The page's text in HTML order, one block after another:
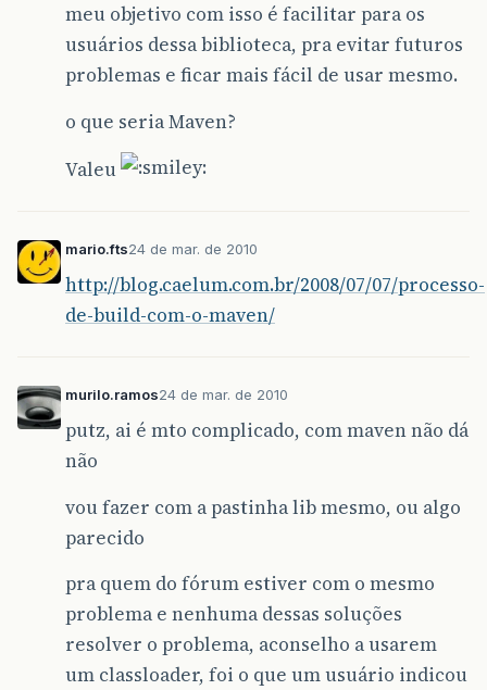
meu objetivo com isso é facilitar para os
usuários dessa biblioteca, pra evitar futuros
problemas e ficar mais fácil de usar mesmo.
o que seria Maven?
Valeu
mario.fts24 de mar. de 2010
http://blog.caelum.com.br/2008/07/07/processo-
de-build-com-o-maven/
murilo.ramos24 de mar. de 2010
putz, ai é mto complicado, com maven não dá
não
vou fazer com a pastinha lib mesmo, ou algo
parecido
pra quem do fórum estiver com o mesmo
problema e nenhuma dessas soluções
resolver o problema, aconselho a usarem
um classloader, foi o que um usuário indicou